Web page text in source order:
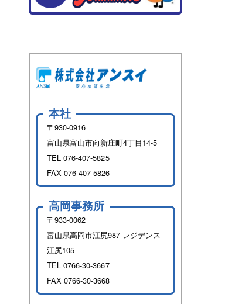
本社
〒930-0916
富山県富山市向新庄町4丁目14-5
TEL 076-407-5825
FAX 076-407-5826
高岡事務所
〒933-0062
富山県高岡市江尻987 レジデンス
江尻105
TEL 0766-30-3667
FAX 0766-30-3668